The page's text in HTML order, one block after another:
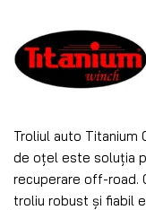
Troliul auto
de oțel este soluția
recuperare off-road.
troliu robust și fiabil